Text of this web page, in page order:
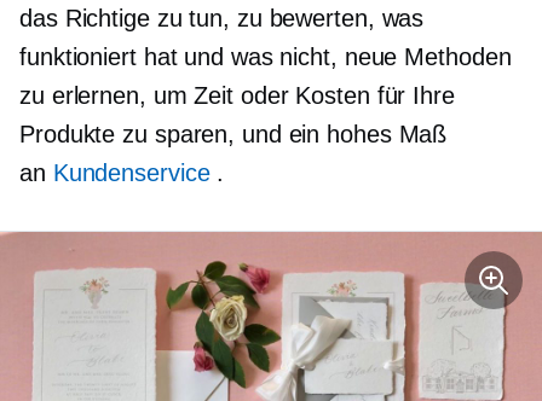
das Richtige zu tun, zu bewerten, was
funktioniert hat und was nicht, neue Methoden
zu erlernen, um Zeit oder Kosten für Ihre
Produkte zu sparen, und ein hohes Maß
an Kundenservice .